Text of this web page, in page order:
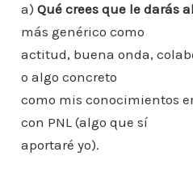
a) Qué crees que le darás
más genérico como
actitud, buena onda,
o algo concreto
como mis conocimientos
con PNL (algo que sí
aportaré yo).